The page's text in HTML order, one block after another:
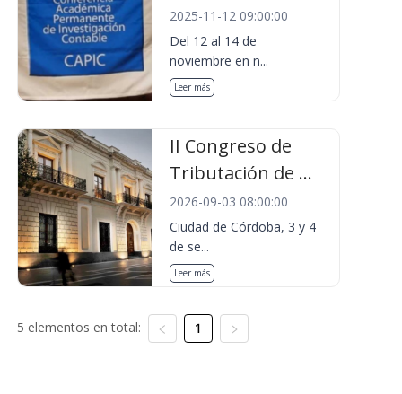
2025-11-12 09:00:00
Del 12 al 14 de
noviembre en n...
Leer más
II Congreso de
Tributación de ...
2026-09-03 08:00:00
Ciudad de Córdoba, 3 y 4
de se...
Leer más
5 elementos en total: 1